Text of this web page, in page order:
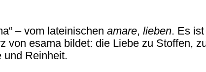
– vom lateinischen amare, lieben. Es ist
von esama bildet: die Liebe zu Stoffen,
und Reinheit.